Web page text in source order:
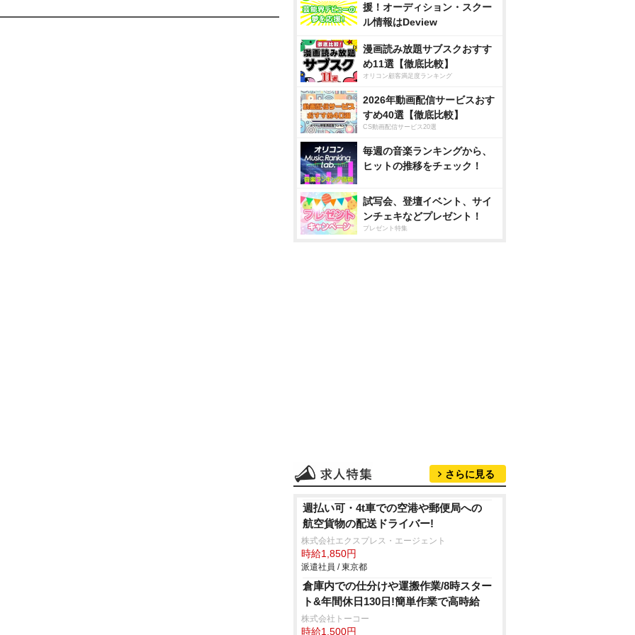
援！オーディション・スクー
ル情報はDeview
漫画読み放題サブスクおすす
め11選【徹底比較】
オリコン顧客満足度ランキング
2026年動画配信サービスおす
すめ40選【徹底比較】
CS動画配信サービス20選
毎週の音楽ランキングから、
ヒットの推移をチェック！
試写会、登壇イベント、サイ
ンチェキなどプレゼント！
プレゼント特集
さらに見る
週払い可・4t車での空港や郵便局への
航空貨物の配送ドライバー!
株式会社エクスプレス・エージェント
時給1,850円
派遣社員 / 東京都
倉庫内での仕分けや運搬作業/8時スター
ト&年間休日130日!簡単作業で高時給
株式会社トーコー
時給1,500円